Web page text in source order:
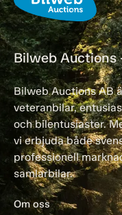
Bilweb Auctions
Bilweb Auctions AB
veteranbilar,
och bilentusiaster.
vi erbjuda både
professionell
samlarbilar.
Om oss